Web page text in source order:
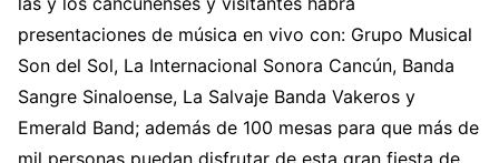
presentaciones de música en vivo con: Grupo Musical
Son del Sol, La Internacional Sonora Cancún, Banda
Sangre Sinaloense, La Salvaje Banda Vakeros y
Emerald Band; además de 100 mesas para que más de
mil personas puedan disfrutar de esta gran fiesta de